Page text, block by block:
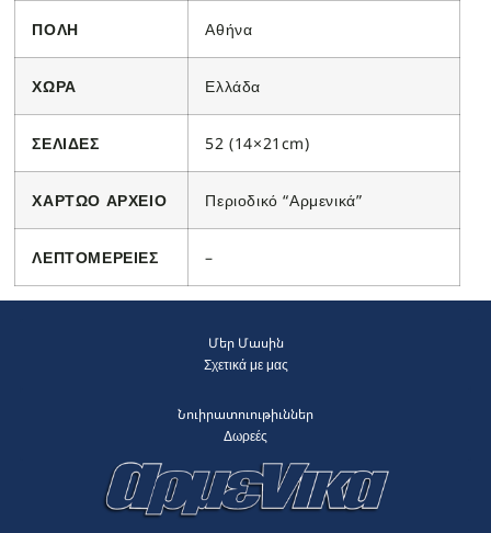
ΠΟΛΗ Αθήνα
ΧΩΡΑ Ελλάδα
ΣΕΛΙΔΕΣ 52 (14×21cm)
ΧΑΡΤΩΟ ΑΡΧΕΙΟ Περιοδικό “Αρμενικά”
ΛΕΠΤΟΜΕΡΕΙΕΣ –
Մեր Մասին
Σχετικά με μας
Նուիրատուութիւններ
Δωρεές